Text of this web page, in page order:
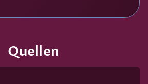
Quellen